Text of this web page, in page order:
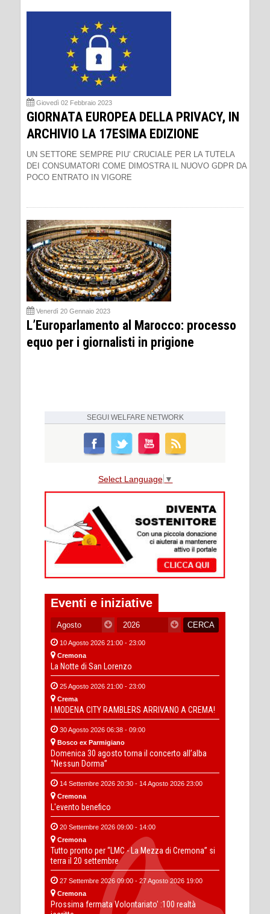
Giovedì 02 Febbraio 2023
GIORNATA EUROPEA DELLA PRIVACY, IN
ARCHIVIO LA 17ESIMA EDIZIONE
UN SETTORE SEMPRE PIU’ CRUCIALE PER LA TUTELA
DEI CONSUMATORI COME DIMOSTRA IL NUOVO GDPR DA
POCO ENTRATO IN VIGORE
Venerdì 20 Gennaio 2023
L’Europarlamento al Marocco: processo
equo per i giornalisti in prigione
SEGUI WELFARE NETWORK
Select Language ▼
Eventi e iniziative
10 Agosto 2026 21:00 - 23:00
Cremona
La Notte di San Lorenzo
25 Agosto 2026 21:00 - 23:00
Crema
I MODENA CITY RAMBLERS ARRIVANO A CREMA!
30 Agosto 2026 06:38 - 09:00
Bosco ex Parmigiano
Domenica 30 agosto torna il concerto all’alba
“Nessun Dorma”
14 Settembre 2026 20:30 - 14 Agosto 2026 23:00
Cremona
L'evento benefico
20 Settembre 2026 09:00 - 14:00
Cremona
Tutto pronto per “LMC - La Mezza di Cremona” si
terra il 20 settembre
27 Settembre 2026 09:00 - 27 Agosto 2026 19:00
Cremona
Prossima fermata Volontariato' :100 realtà